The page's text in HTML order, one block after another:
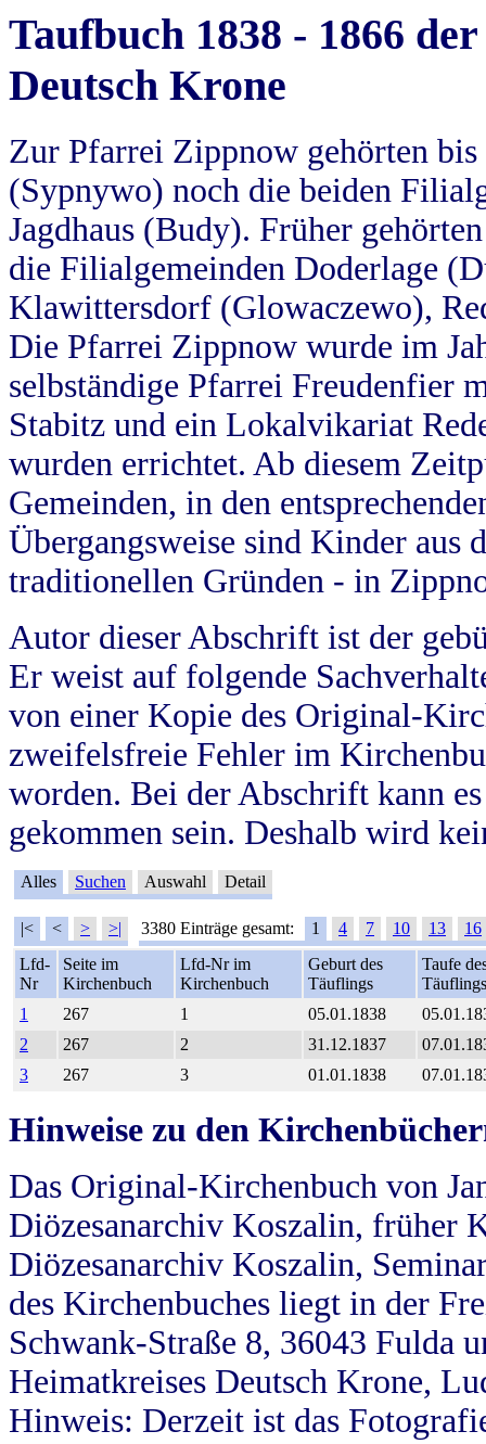
Taufbuch 1838 - 1866
Deutsch Krone
Zur Pfarrei Zippnow gehörten
(Sypnywo) noch die beiden
Jagdhaus (Budy). Früher
die Filialgemeinden Doderlage
Klawittersdorf (Glowaczewo),
Die Pfarrei Zippnow wurde im
selbständige Pfarrei Freudenfier
Stabitz und ein Lokalvikariat
wurden errichtet. Ab diesem
Gemeinden, in den
Übergangsweise sind Kinder aus
traditionellen Gründen - in
Autor dieser Abschrift ist der
Er weist auf folgende
von einer Kopie des Original-
zweifelsfreie Fehler im
worden. Bei der Abschrift kann
gekommen sein. Deshalb wird
Alles Suchen Auswahl Detail
|< < > >| 3380 Einträge gesamt: 1 4 7 10 13
16
Lfd-
Nr
Seite im
Kirchenbuch
Lfd-Nr im
Kirchenbuch
Geburt des
Täuflings
Taufe
Täuflings
1
267 1 05.01.1838
2
267 2 31.12.1837
3
267 3 01.01.1838
Hinweise zu den
Das Original-Kirchenbuch von
Diözesanarchiv Koszalin, früher
Diözesanarchiv Koszalin,
des Kirchenbuches liegt in der
Schwank-Straße 8, 36043 Fulda
Heimatkreises Deutsch Krone,
Hinweis: Derzeit ist das